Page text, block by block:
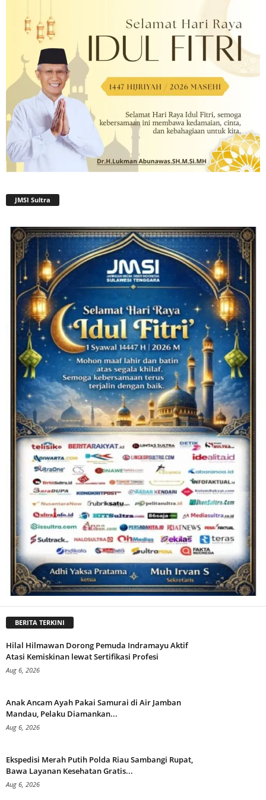
JMSI Sultra
BERITA TERKINI
Hilal Hilmawan Dorong Pemuda Indramayu Aktif
Atasi Kemiskinan lewat Sertifikasi Profesi
Aug 6, 2026
Anak Ancam Ayah Pakai Samurai di Air Jamban
Mandau, Pelaku Diamankan...
Aug 6, 2026
Ekspedisi Merah Putih Polda Riau Sambangi Rupat,
Bawa Layanan Kesehatan Gratis...
Aug 6, 2026